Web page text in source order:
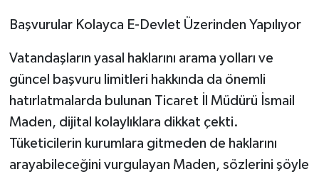
​Başvurular Kolayca E-Devlet Üzerinden Yapılıyor
​Vatandaşların yasal haklarını arama yolları ve
güncel başvuru limitleri hakkında da önemli
hatırlatmalarda bulunan Ticaret İl Müdürü İsmail
Maden, dijital kolaylıklara dikkat çekti.
Tüketicilerin kurumlara gitmeden de haklarını
arayabileceğini vurgulayan Maden, sözlerini şöyle